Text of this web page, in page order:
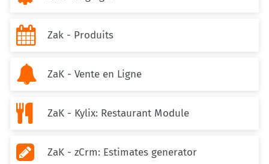
 Zak - Produits
 ZaK - Vente en Ligne
 ZaK - Kylix: Restaurant Module
 ZaK - zCrm: Estimates generator